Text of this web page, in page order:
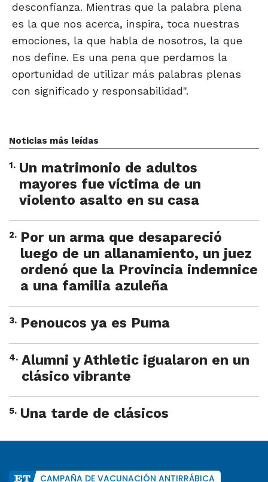
desconfianza. Mientras que la palabra plena
es la que nos acerca, inspira, toca nuestras
emociones, la que habla de nosotros, la que
nos define. Es una pena que perdamos la
oportunidad de utilizar más palabras plenas
con significado y responsabilidad".
Noticias más leídas
1. Un matrimonio de adultos
mayores fue víctima de un
violento asalto en su casa
2. Por un arma que desapareció
luego de un allanamiento, un juez
ordenó que la Provincia indemnice
a una familia azuleña
3. Penoucos ya es Puma
4. Alumni y Athletic igualaron en un
clásico vibrante
5. Una tarde de clásicos
CAMPAÑA DE VACUNACIÓN ANTIRRÁBICA